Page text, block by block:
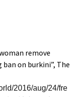
remove
on burkini”, The
2016/aug/24/fre